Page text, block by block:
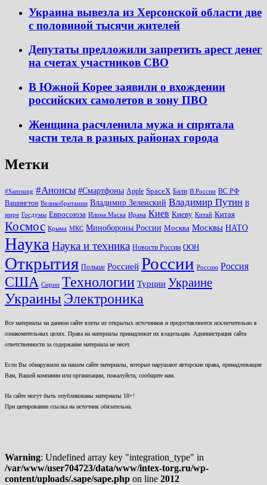
Украина вывезла из Херсонской области две
с половиной тысячи жителей
Депутаты предложили запретить арест денег
на счетах участников СВО
В Южной Корее заявили о вхождении
российских самолетов в зону ПВО
Женщина расчленила мужа и спрятала
части тела в разных районах города
Метки
#Samsung #Анонсы #Смартфоны Apple SpaceX Бали В России ВС РФ
Вашингтон Великобритании Владимир Зеленский Владимир Путин В
мире Госдумы Евросоюза Илона Маска Ирана Киев Киеву Китай Китая
Космос Крыма МКС Минобороны России Москва Москвы НАТО
Наука Наука и техника Новости России ООН
Открытия Польше Россией России Россию Россия
США Сирии Технологии Турции Украине
УкраиныЭлектроника
Все материалы на данном сайте взяты из открытых источников и предоставляются исключительно в
ознакомительных целях. Права на материалы принадлежат их владельцам. Администрация сайта
ответственности за содержание материала не несет.
Если Вы обнаружили на нашем сайте материалы, которые нарушают авторские права, принадлежащие
Вам, Вашей компании или организации, пожалуйста, сообщите нам.
На сайте могут быть опубликованы материалы 18+!
При цитировании ссылка на источник обязательна.
Warning: Undefined array key "integration_type" in
/var/www/user704723/data/www/intex-torg.ru/wp-
content/uploads/.sape/sape.php on line 2012